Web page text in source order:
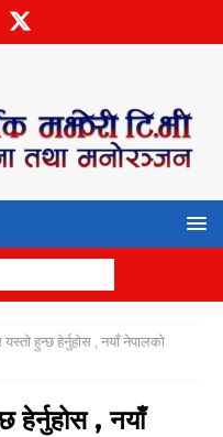
हुन्छ हेर्नुहोस , नयाँ नेपालको
हेर्नुहोस , नयाँ